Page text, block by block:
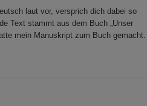
laut vor, versprich dich dabei so
Text stammt aus dem Buch „Unser
mein Manuskript zum Buch gemacht.